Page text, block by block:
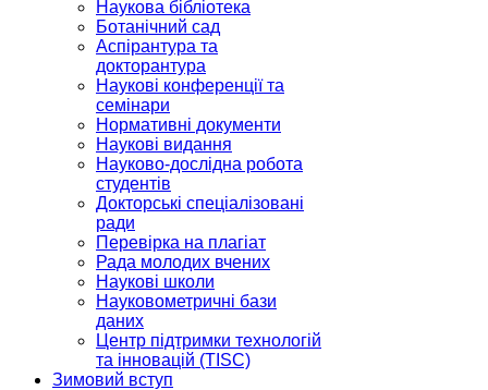
Наукова бібліотека
Ботанічний сад
Аспірантура та
докторантура
Наукові конференції та
семінари
Нормативні документи
Наукові видання
Науково-дослідна робота
студентів
Докторські спеціалізовані
ради
Перевірка на плагіат
Рада молодих вчених
Наукові школи
Науковометричні бази
даних
Центр підтримки технологій
та інновацій (TISC)
Зимовий вступ